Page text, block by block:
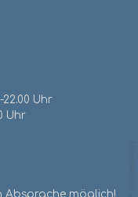
22.00 Uhr
Uhr
Absprache möglich!